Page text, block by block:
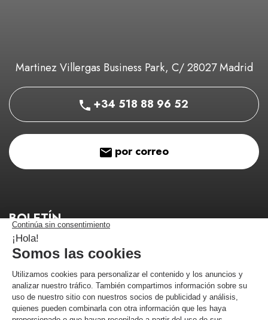
Martinez Villergas Business Park, C/ 28027 Madrid
+34 518 88 96 52
por correo
BOLETÍN
¡Manténgase informado de nuestros buenos planes!
¡Me estoy registrando!